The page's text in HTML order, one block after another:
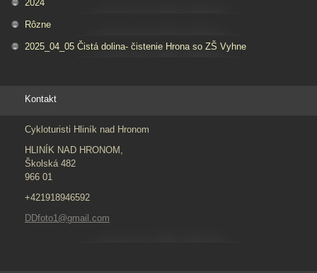
2024
Rôzne
2025_04_05 Čistá dolina- čistenie Hrona so ZŠ Vyhne
Kontakt
Cykloturisti Hliník nad Hronom
HLINÍK NAD HRONOM,
Školská 482
966 01
+421918946592
DDfoto1@gmail.com